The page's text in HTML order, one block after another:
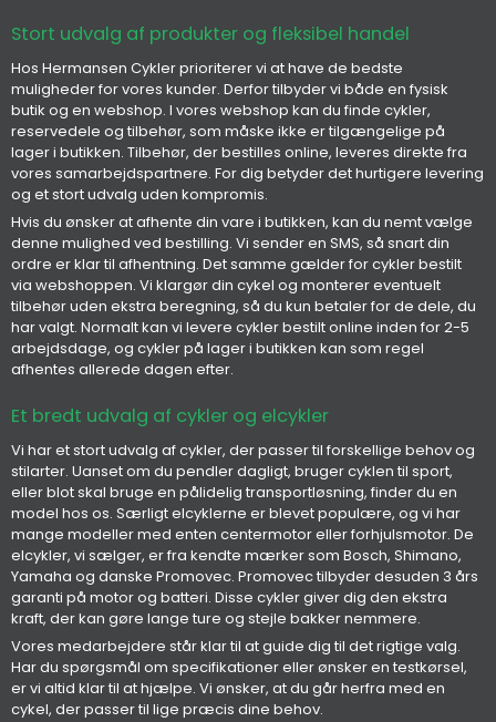
Stort udvalg af produkter og fleksibel handel
Hos Hermansen Cykler prioriterer vi at have de bedste
muligheder for vores kunder. Derfor tilbyder vi både en fysisk
butik og en webshop. I vores webshop kan du finde cykler,
reservedele og tilbehør, som måske ikke er tilgængelige på
lager i butikken. Tilbehør, der bestilles online, leveres direkte fra
vores samarbejdspartnere. For dig betyder det hurtigere levering
og et stort udvalg uden kompromis.
Hvis du ønsker at afhente din vare i butikken, kan du nemt vælge
denne mulighed ved bestilling. Vi sender en SMS, så snart din
ordre er klar til afhentning. Det samme gælder for cykler bestilt
via webshoppen. Vi klargør din cykel og monterer eventuelt
tilbehør uden ekstra beregning, så du kun betaler for de dele, du
har valgt. Normalt kan vi levere cykler bestilt online inden for 2-5
arbejdsdage, og cykler på lager i butikken kan som regel
afhentes allerede dagen efter.
Et bredt udvalg af cykler og elcykler
Vi har et stort udvalg af cykler, der passer til forskellige behov og
stilarter. Uanset om du pendler dagligt, bruger cyklen til sport,
eller blot skal bruge en pålidelig transportløsning, finder du en
model hos os. Særligt elcyklerne er blevet populære, og vi har
mange modeller med enten centermotor eller forhjulsmotor. De
elcykler, vi sælger, er fra kendte mærker som Bosch, Shimano,
Yamaha og danske Promovec. Promovec tilbyder desuden 3 års
garanti på motor og batteri. Disse cykler giver dig den ekstra
kraft, der kan gøre lange ture og stejle bakker nemmere.
Vores medarbejdere står klar til at guide dig til det rigtige valg.
Har du spørgsmål om specifikationer eller ønsker en testkørsel,
er vi altid klar til at hjælpe. Vi ønsker, at du går herfra med en
cykel, der passer til lige præcis dine behov.